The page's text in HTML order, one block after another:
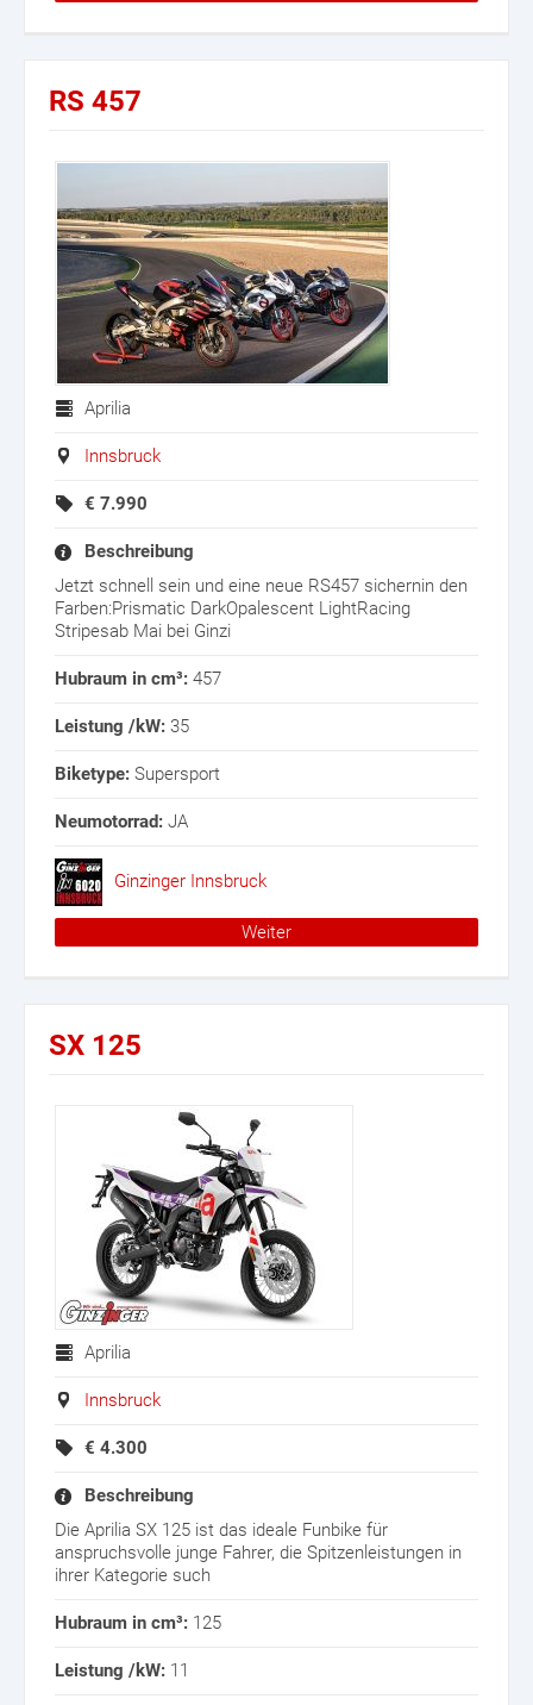
RS 457
Aprilia
Innsbruck
€ 7.990
Beschreibung
Jetzt schnell sein und eine neue RS457 sichernin den
Farben:Prismatic DarkOpalescent LightRacing
Stripesab Mai bei Ginzi
Hubraum in cm³: 457
Leistung /kW: 35
Biketype: Supersport
Neumotorrad: JA
Ginzinger Innsbruck
Weiter
SX 125
Aprilia
Innsbruck
€ 4.300
Beschreibung
Die Aprilia SX 125 ist das ideale Funbike für
anspruchsvolle junge Fahrer, die Spitzenleistungen in
ihrer Kategorie such
Hubraum in cm³: 125
Leistung /kW: 11